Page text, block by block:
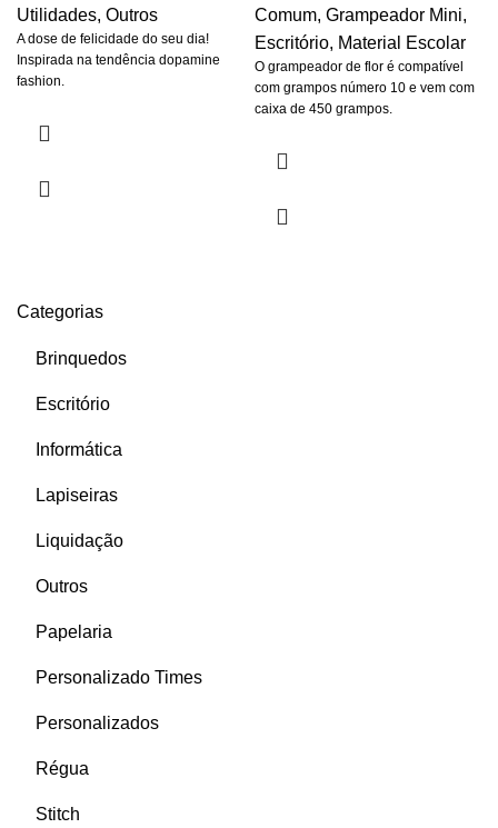
Categorias
Brinquedos
Escritório
Informática
Lapiseiras
Liquidação
Outros
Papelaria
Personalizado Times
Personalizados
Régua
Stitch
Utilidades, Outros
A dose de felicidade do seu dia!
Inspirada na tendência dopamine
fashion.
Comum, Grampeador Mini,
Escritório, Material Escolar
O grampeador de flor é compatível
com grampos número 10 e vem com
caixa de 450 grampos.